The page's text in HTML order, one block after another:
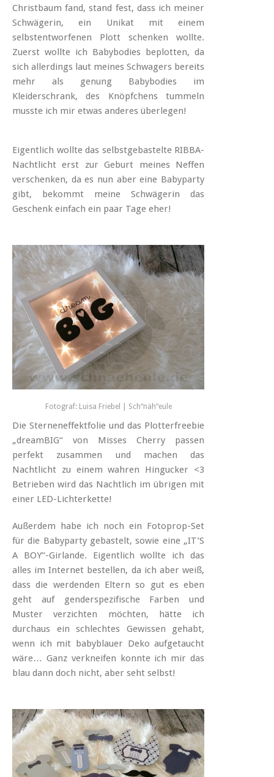
Christbaum fand, stand fest, dass ich meiner
Schwägerin, ein Unikat mit einem
selbstentworfenen Plott schenken wollte.
Zuerst wollte ich Babybodies beplotten, da
sich allerdings laut meines Schwagers bereits
mehr als genung Babybodies im
Kleiderschrank, des Knöpfchens tummeln
musste ich mir etwas anderes überlegen!
Eigentlich wollte das selbstgebastelte RIBBA-
Nachtlicht erst zur Geburt meines Neffen
verschenken, da es nun aber eine Babyparty
gibt, bekommt meine Schwägerin das
Geschenk einfach ein paar Tage eher!
Fotograf: Luisa Friebel | Sch“näh“eule
Die Sterneneffektfolie und das Plotterfreebie
„dreamBIG“ von Misses Cherry passen
perfekt zusammen und machen das
Nachtlicht zu einem wahren Hingucker <3
Betrieben wird das Nachtlich im übrigen mit
einer LED-Lichterkette!
Außerdem habe ich noch ein Fotoprop-Set
für die Babyparty gebastelt, sowie eine „IT’S
A BOY“-Girlande. Eigentlich wollte ich das
alles im Internet bestellen, da ich aber weiß,
dass die werdenden Eltern so gut es eben
geht auf genderspezifische Farben und
Muster verzichten möchten, hätte ich
durchaus ein schlechtes Gewissen gehabt,
wenn ich mit babyblauer Deko aufgetaucht
wäre… Ganz verkneifen konnte ich mir das
blau dann doch nicht, aber seht selbst!